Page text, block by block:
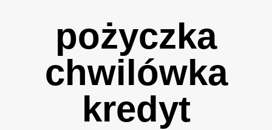
pożyczka
chwilówka
kredyt